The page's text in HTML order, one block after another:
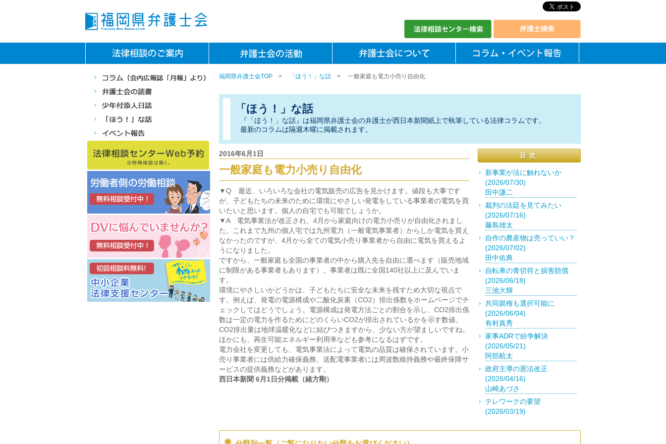
福岡県弁護士会TOP > 「ほう！」な話 > 一般家庭も電力小売り自由化
「ほう！」な話
『「ほう！」な話』は福岡県弁護士会の弁護士が西日本新聞紙上で執筆している法律コラムです。
最新のコラムは隔週木曜に掲載されます。
2016年6月1日
一般家庭も電力小売り自由化
▼Q 最近、いろいろな会社の電気販売の広告を見かけます。値段も大事です
が、子どもたちの未来のために環境にやさしい発電をしている事業者の電気を買
いたいと思います。個人の自宅でも可能でしょうか。
▼A 電気事業法が改正され、4月から家庭向けの電力小売りが自由化されまし
た。これまで九州の個人宅では九州電力（一般電気事業者）からしか電気を買え
なかったのですが、4月から全ての電気小売り事業者から自由に電気を買えるよ
うになりました。
ですから、一般家庭も全国の事業者の中から購入先を自由に選べます（販売地域
に制限がある事業者もあります）。事業者は既に全国140社以上に及んでいま
す。
環境にやさしいかどうかは、子どもたちに安全な未来を残すため大切な視点で
す。例えば、発電の電源構成や二酸化炭素（CO2）排出係数をホームページでチ
ェックしてはどうでしょう。電源構成は発電方法ごとの割合を示し、CO2排出係
数は一定の電力を作るためにどのくらいCO2が排出されているかを示す数値。
CO2排出量は地球温暖化などに結びつきますから、少ない方が望ましいですね。
ほかにも、再生可能エネルギー利用率なども参考になるはずです。
電力会社を変更しても、電気事業法によって電気の品質は確保されています。小
売り事業者には供給力確保義務、送配電事業者には周波数維持義務や最終保障サ
ービスの提供義務などがあります。
西日本新聞 6月1日分掲載（緒方剛）
目次
新事業が法に触れないか
(2026/07/30)
田中謙二
裁判の法廷を見てみたい
(2026/07/16)
藤島雄太
自作の農産物は売っていい？
(2026/07/02)
田中佑典
自転車の青切符と損害賠償
(2026/06/18)
三池大輝
共同親権も選択可能に
(2026/06/04)
有村真秀
家事ADRで紛争解決
(2026/05/21)
阿部航太
政府主導の憲法改正
(2026/04/16)
山崎あづさ
テレワークの要望
(2026/03/19)